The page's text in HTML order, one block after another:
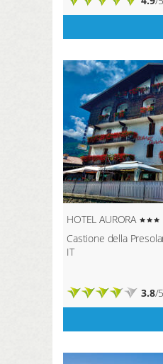
HOTEL AURORA
Castione della
IT
3.8/5